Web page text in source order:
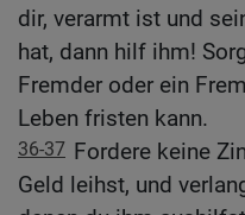
dir, verarmt ist und
hat, dann hilf ihm!
Fremder oder ein
Leben fristen kann.
36-37 Fordere keine
Geld leihst, und